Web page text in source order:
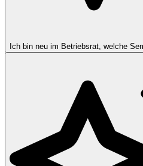
Ich bin neu im Betriebsrat, welche